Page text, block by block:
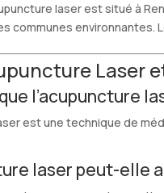
laser est situé à
communes environnantes.
Laser
l’acupuncture
est une technique de
laser peut-elle